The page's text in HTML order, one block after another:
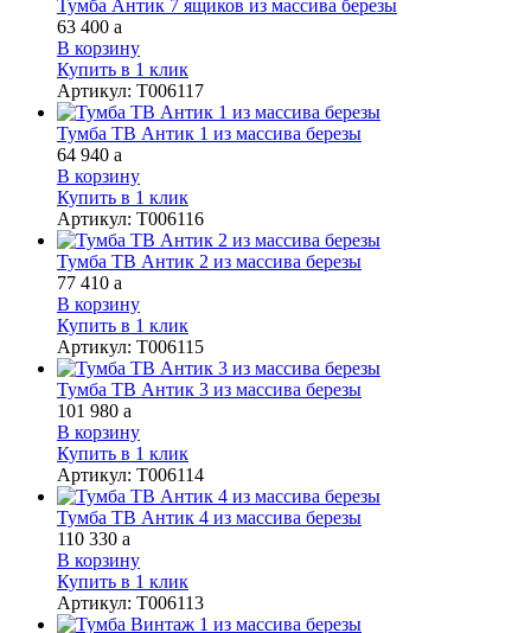
Тумба Антик 7 ящиков из массива березы
63 400 a
В корзину
Купить в 1 клик
Артикул: Т006117
Тумба ТВ Антик 1 из массива березы
64 940 a
В корзину
Купить в 1 клик
Артикул: Т006116
Тумба ТВ Антик 2 из массива березы
77 410 a
В корзину
Купить в 1 клик
Артикул: Т006115
Тумба ТВ Антик 3 из массива березы
101 980 a
В корзину
Купить в 1 клик
Артикул: Т006114
Тумба ТВ Антик 4 из массива березы
110 330 a
В корзину
Купить в 1 клик
Артикул: Т006113